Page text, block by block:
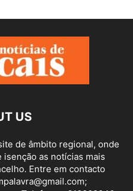
US
de âmbito regional, onde
as notícias mais
Entre em contacto